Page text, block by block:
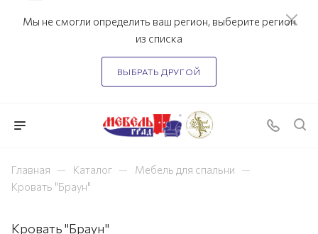
Мы не смогли определить ваш регион, выберите регион
из списка
ВЫБРАТЬ ДРУГОЙ
Главная — Каталог — Мебель для спальни —
Кровать "Браун"
Кровать "Браун"